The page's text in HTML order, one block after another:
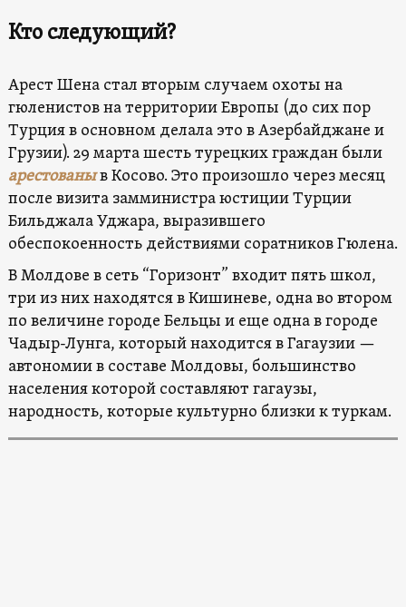
Кто следующий?
Арест Шена стал вторым случаем охоты на
гюленистов на территории Европы (до сих пор
Турция в основном делала это в Азербайджане и
Грузии). 29 марта шесть турецких граждан были
арестованыв Косово. Это произошло через месяц
после визита замминистра юстиции Турции
Бильджала Уджара, выразившего
обеспокоенность действиями соратников Гюлена.
В Молдове в сеть “Горизонт” входит пять школ,
три из них находятся в Кишиневе, одна во втором
по величине городе Бельцы и еще одна в городе
Чадыр-Лунга, который находится в Гагаузии —
автономии в составе Молдовы, большинство
населения которой составляют гагаузы,
народность, которые культурно близки к туркам.